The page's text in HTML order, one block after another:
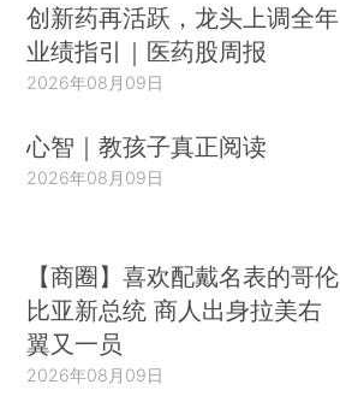
创新药再活跃，龙头上调全年
业绩指引｜医药股周报
2026年08月09日
心智｜教孩子真正阅读
2026年08月09日
【商圈】喜欢配戴名表的哥伦
比亚新总统 商人出身拉美右
翼又一员
2026年08月09日